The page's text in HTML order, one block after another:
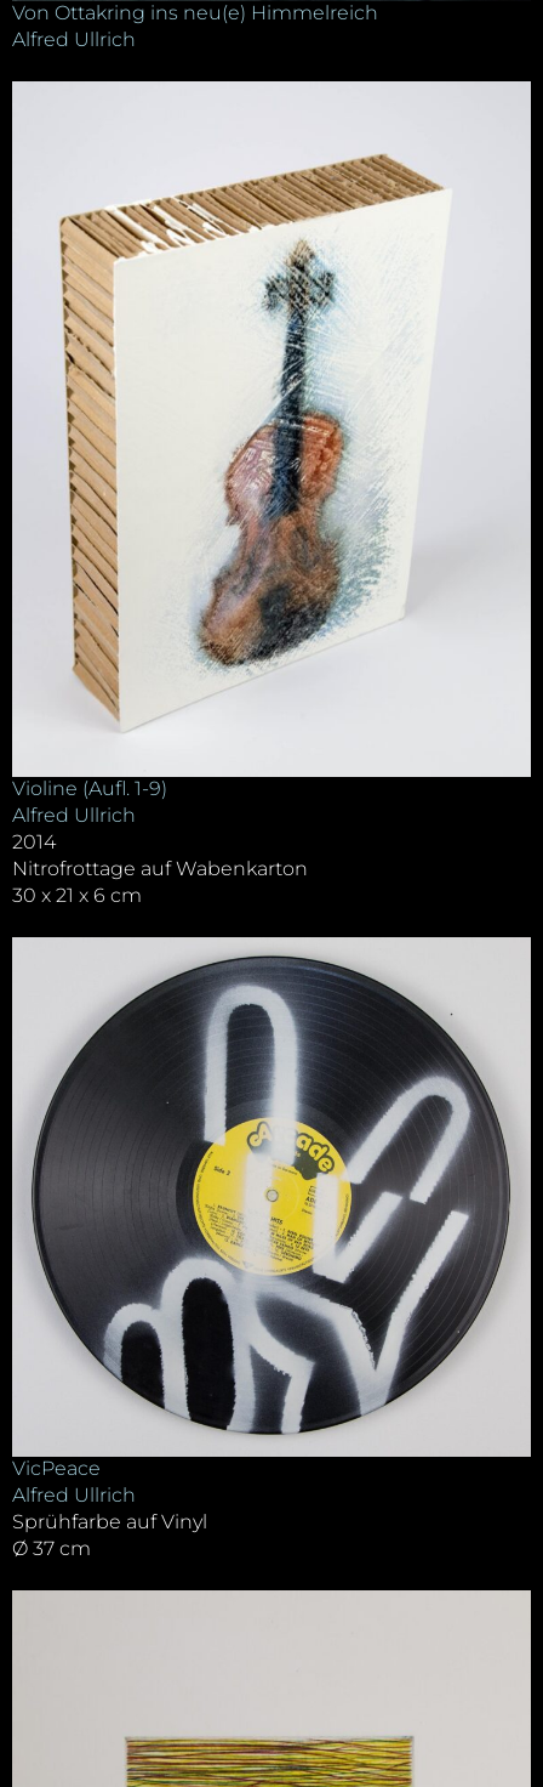
Von Ottakring ins neu(e) Himmelreich
Alfred Ullrich
Violine (Aufl. 1-9)
Alfred Ullrich
2014
Nitrofrottage auf Wabenkarton
30 x 21 x 6 cm
VicPeace
Alfred Ullrich
Sprühfarbe auf Vinyl
Ø 37 cm